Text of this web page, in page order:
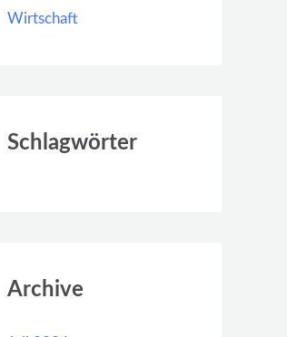
Wirtschaft
Schlagwörter
Archive